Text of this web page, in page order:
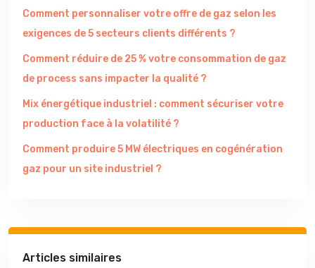
Comment personnaliser votre offre de gaz selon les
exigences de 5 secteurs clients différents ?
Comment réduire de 25 % votre consommation de gaz
de process sans impacter la qualité ?
Mix énergétique industriel : comment sécuriser votre
production face à la volatilité ?
Comment produire 5 MW électriques en cogénération
gaz pour un site industriel ?
Articles similaires